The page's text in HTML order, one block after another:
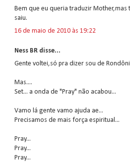
Bem que eu queria traduzir
saiu.
16 de maio de 2010 às 19:22
Ness BR disse...
Gente voltei,só pra dizer sou de
Mas....
Set... a onda de "Pray" não acabou...
Vamo lá gente vamo ajuda ae...
Precisamos de mais força espiritual...
Pray...
Pray...
Pray...